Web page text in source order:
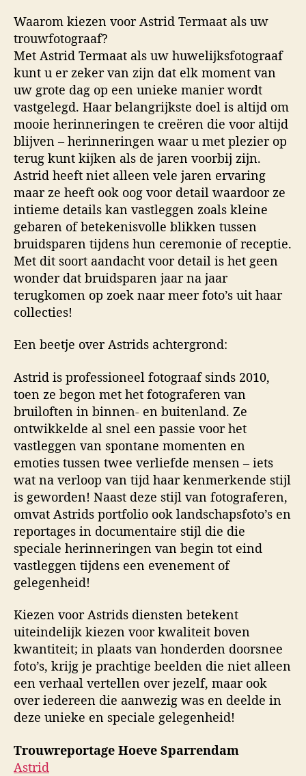
Waarom kiezen voor Astrid Termaat als uw
trouwfotograaf?
Met Astrid Termaat als uw huwelijksfotograaf
kunt u er zeker van zijn dat elk moment van
uw grote dag op een unieke manier wordt
vastgelegd. Haar belangrijkste doel is altijd om
mooie herinneringen te creëren die voor altijd
blijven – herinneringen waar u met plezier op
terug kunt kijken als de jaren voorbij zijn.
Astrid heeft niet alleen vele jaren ervaring
maar ze heeft ook oog voor detail waardoor ze
intieme details kan vastleggen zoals kleine
gebaren of betekenisvolle blikken tussen
bruidsparen tijdens hun ceremonie of receptie.
Met dit soort aandacht voor detail is het geen
wonder dat bruidsparen jaar na jaar
terugkomen op zoek naar meer foto’s uit haar
collecties!
Een beetje over Astrids achtergrond:
Astrid is professioneel fotograaf sinds 2010,
toen ze begon met het fotograferen van
bruiloften in binnen- en buitenland. Ze
ontwikkelde al snel een passie voor het
vastleggen van spontane momenten en
emoties tussen twee verliefde mensen – iets
wat na verloop van tijd haar kenmerkende stijl
is geworden! Naast deze stijl van fotograferen,
omvat Astrids portfolio ook landschapsfoto’s en
reportages in documentaire stijl die die
speciale herinneringen van begin tot eind
vastleggen tijdens een evenement of
gelegenheid!
Kiezen voor Astrids diensten betekent
uiteindelijk kiezen voor kwaliteit boven
kwantiteit; in plaats van honderden doorsnee
foto’s, krijg je prachtige beelden die niet alleen
een verhaal vertellen over jezelf, maar ook
over iedereen die aanwezig was en deelde in
deze unieke en speciale gelegenheid!
Trouwreportage Hoeve Sparrendam
Astrid